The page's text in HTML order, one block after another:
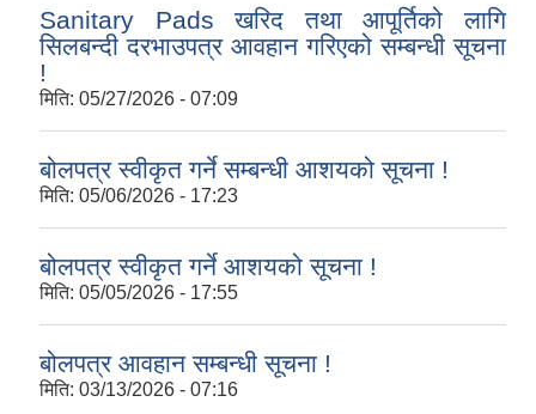
Sanitary Pads खरिद तथा आपूर्तिको लागि
सिलबन्दी दरभाउपत्र आवहान गरिएको सम्बन्धी सूचना
!
मिति: 05/27/2026 - 07:09
बोलपत्र स्वीकृत गर्ने सम्बन्धी आशयको सूचना !
मिति: 05/06/2026 - 17:23
बोलपत्र स्वीकृत गर्ने आशयको सूचना !
मिति: 05/05/2026 - 17:55
बोलपत्र आवहान सम्बन्धी सूचना !
मिति: 03/13/2026 - 07:16